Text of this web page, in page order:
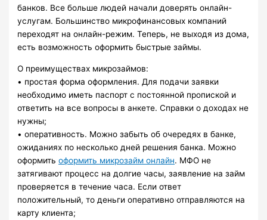
банков. Все больше людей начали доверять онлайн-
услугам. Большинство микрофинансовых компаний
переходят на онлайн-режим. Теперь, не выходя из дома,
есть возможность оформить быстрые займы.
О преимуществах микрозаймов:
• простая форма оформления. Для подачи заявки
необходимо иметь паспорт с постоянной пропиской и
ответить на все вопросы в анкете. Справки о доходах не
нужны;
• оперативность. Можно забыть об очередях в банке,
ожиданиях по несколько дней решения банка. Можно
оформитьоформить микрозайм онлайн. МФО не
затягивают процесс на долгие часы, заявление на займ
проверяется в течение часа. Если ответ
положительный, то деньги оперативно отправляются на
карту клиента;